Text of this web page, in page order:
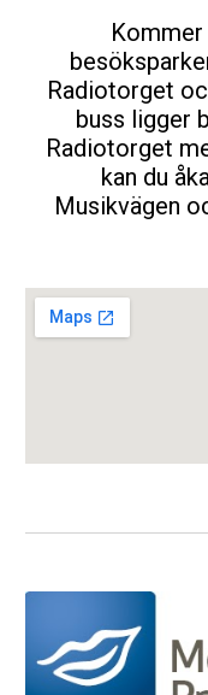
Radiotorget
buss ligger
Radiotorget
kan du
Musikvägen